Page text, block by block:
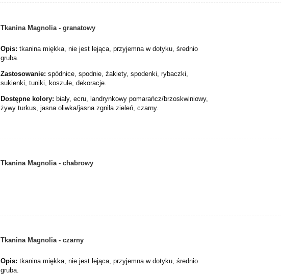
Tkanina Magnolia - granatowy
Opis: tkanina miękka, nie jest lejąca, przyjemna w dotyku, średnio
gruba.
Zastosowanie: spódnice, spodnie, żakiety, spodenki, rybaczki,
sukienki, tuniki, koszule, dekoracje.
Dostępne kolory: biały, ecru, landrynkowy pomarańcz/brzoskwiniowy,
żywy turkus, jasna oliwka/jasna zgniła zieleń, czarny.
Tkanina Magnolia - chabrowy
Tkanina Magnolia - czarny
Opis: tkanina miękka, nie jest lejąca, przyjemna w dotyku, średnio
gruba.